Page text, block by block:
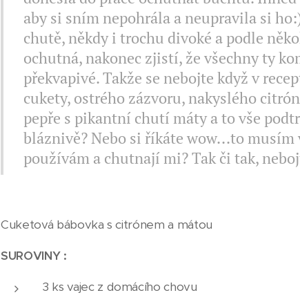
aby si sním nepohrála a neupravila si
chutě, někdy i trochu divoké a podle
ochutná, nakonec zjistí, že všechny ty
překvapivé. Takže se nebojte když v
cukety, ostrého zázvoru, nakyslého
pepře s pikantní chutí máty a to vše
bláznivě? Nebo si říkáte wow...to
používám a chutnají mi? Tak či tak,
Cuketová bábovka s citrónem a mátou
SUROVINY :
3 ks vajec z domácího chovu